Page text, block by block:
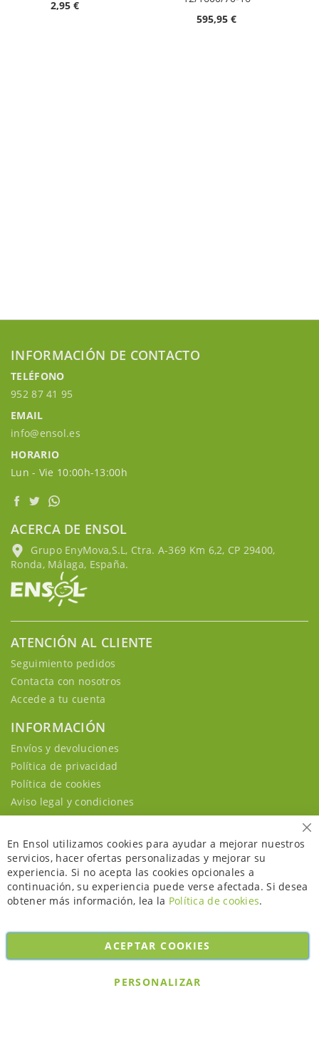
2,95 €
595,95 €
INFORMACIÓN DE CONTACTO
TELÉFONO
952 87 41 95
EMAIL
info@ensol.es
HORARIO
Lun - Vie 10:00h-13:00h
ACERCA DE ENSOL
Grupo EnyMova,S.L, Ctra. A-369 Km 6,2, CP 29400,
Ronda, Málaga, España.
ATENCIÓN AL CLIENTE
Seguimiento pedidos
Contacta con nosotros
Accede a tu cuenta
INFORMACIÓN
Envíos y devoluciones
Política de privacidad
Política de cookies
Aviso legal y condiciones
Copyright © 2026. All rights reserved. Powered byBobaly Partners.
En Ensol utilizamos cookies para ayudar a mejorar nuestros
servicios, hacer ofertas personalizadas y mejorar su
experiencia. Si no acepta las cookies opcionales a
continuación, su experiencia puede verse afectada. Si desea
obtener más información, lea la Política de cookies.
ACEPTAR COOKIES
PERSONALIZAR